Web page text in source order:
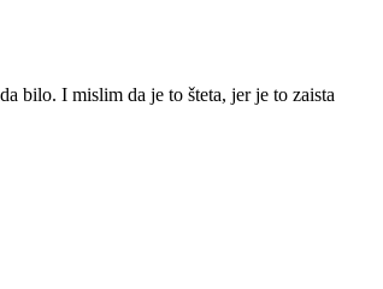
bilo. I mislim da je to šteta, jer je to zaista